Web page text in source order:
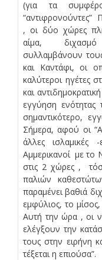
(για τα
, οι δύο χώρες
αίμα, διχασμό
συλλαμβάνουν
και Καντάφι, οι
καλύτεροι ηγέτες
και
εγγύηση
σημαντικότερο,
Σήμερα, αφού οι
άλλες ισλαμικές
Αμμερικανοί με
στις 2 χώρες ,
παλιών
παραμένει βαθιά
εμφύλιος, το
Αυτή την ώρα , οι
ελέγξουν την
τους στην ειρήνη
τέξεται η επιούσα”.